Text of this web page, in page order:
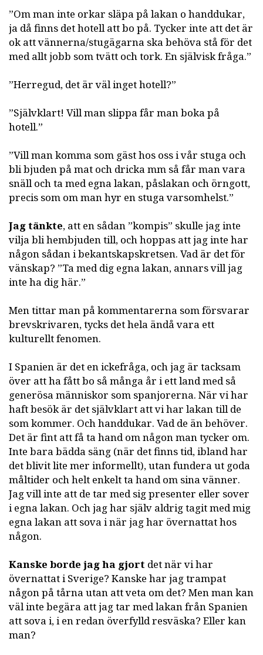
”Om man inte orkar släpa på lakan o handdukar,
ja då finns det hotell att bo på. Tycker inte att det är
ok att vännerna/stugägarna ska behöva stå för det
med allt jobb som tvätt och tork. En självisk fråga.”
”Herregud, det är väl inget hotell?”
”Självklart! Vill man slippa får man boka på
hotell.”
”Vill man komma som gäst hos oss i vår stuga och
bli bjuden på mat och dricka mm så får man vara
snäll och ta med egna lakan, påslakan och örngott,
precis som om man hyr en stuga varsomhelst.”
Jag tänkte, att en sådan ”kompis” skulle jag inte
vilja bli hembjuden till, och hoppas att jag inte har
någon sådan i bekantskapskretsen. Vad är det för
vänskap? ”Ta med dig egna lakan, annars vill jag
inte ha dig här.”
Men tittar man på kommentarerna som försvarar
brevskrivaren, tycks det hela ändå vara ett
kulturellt fenomen.
I Spanien är det en ickefråga, och jag är tacksam
över att ha fått bo så många år i ett land med så
generösa människor som spanjorerna. När vi har
haft besök är det självklart att vi har lakan till de
som kommer. Och handdukar. Vad de än behöver.
Det är fint att få ta hand om någon man tycker om.
Inte bara bädda säng (när det finns tid, ibland har
det blivit lite mer informellt), utan fundera ut goda
måltider och helt enkelt ta hand om sina vänner.
Jag vill inte att de tar med sig presenter eller sover
i egna lakan. Och jag har själv aldrig tagit med mig
egna lakan att sova i när jag har övernattat hos
någon.
Kanske borde jag ha gjort det när vi har
övernattat i Sverige? Kanske har jag trampat
någon på tårna utan att veta om det? Men man kan
väl inte begära att jag tar med lakan från Spanien
att sova i, i en redan överfylld resväska? Eller kan
man?